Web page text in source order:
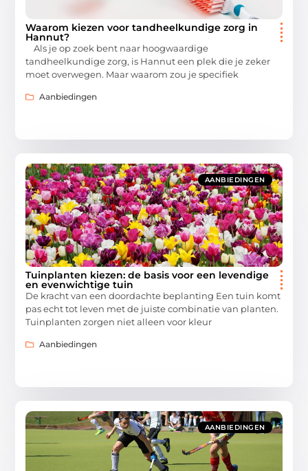
Waarom kiezen voor tandheelkundige zorg in
Hannut?
Als je op zoek bent naar hoogwaardige
tandheelkundige zorg, is Hannut een plek die je zeker
moet overwegen. Maar waarom zou je specifiek
Aanbiedingen
AANBIEDINGEN
Tuinplanten kiezen: de basis voor een levendige
en evenwichtige tuin
De kracht van een doordachte beplanting Een tuin komt
pas echt tot leven met de juiste combinatie van planten.
Tuinplanten zorgen niet alleen voor kleur
Aanbiedingen
AANBIEDINGEN